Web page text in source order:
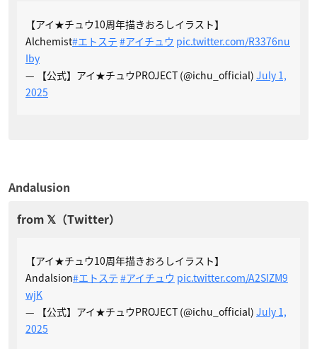
【アイ★チュウ10周年描きおろしイラスト】
Alchemist#エトステ #アイチュウ pic.twitter.com/R3376nu
Iby
— 【公式】アイ★チュウPROJECT (@ichu_official) July 1,
2025
Andalusion
【アイ★チュウ10周年描きおろしイラスト】
Andalsion#エトステ #アイチュウ pic.twitter.com/A2SIZM9
wjK
— 【公式】アイ★チュウPROJECT (@ichu_official) July 1,
2025